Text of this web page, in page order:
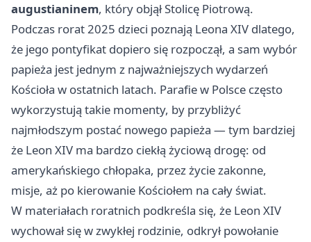
augustianinem, który objął Stolicę Piotrową.
Podczas rorat 2025 dzieci poznają Leona XIV dlatego,
że jego pontyfikat dopiero się rozpoczął, a sam wybór
papieża jest jednym z najważniejszych wydarzeń
Kościoła w ostatnich latach. Parafie w Polsce często
wykorzystują takie momenty, by przybliżyć
najmłodszym postać nowego papieża — tym bardziej
że Leon XIV ma bardzo ciekłą życiową drogę: od
amerykańskiego chłopaka, przez życie zakonne,
misje, aż po kierowanie Kościołem na cały świat.
W materiałach roratnich podkreśla się, że Leon XIV
wychował się w zwykłej rodzinie, odkrył powołanie